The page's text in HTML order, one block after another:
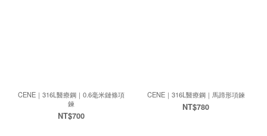
CENE｜316L醫療鋼｜0.6毫米鏈條項
鍊
NT$700
CENE｜316L醫療鋼｜馬蹄形項鍊
NT$780